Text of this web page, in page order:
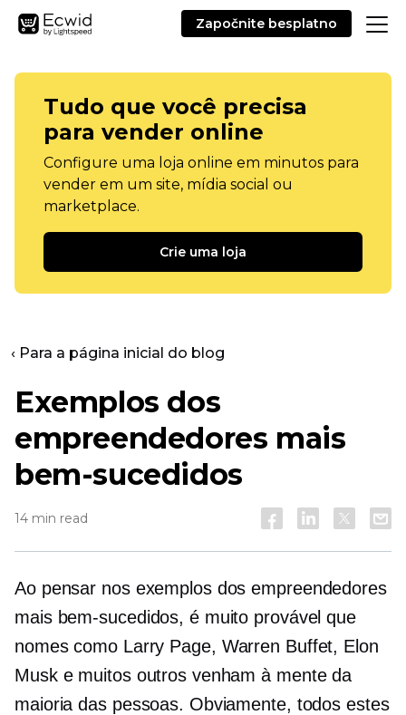
Započnite besplatno
Tudo que você precisa
para vender online
Configure uma loja online em minutos para
vender em um site, mídia social ou
marketplace.
Crie uma loja
‹ Para a página inicial do blog
Exemplos dos
empreendedores mais
bem-sucedidos
14 min read
Ao pensar nos exemplos dos empreendedores
mais bem-sucedidos, é muito provável que
nomes como Larry Page, Warren Buffet, Elon
Musk e muitos outros venham à mente da
maioria das pessoas. Obviamente, todos estes